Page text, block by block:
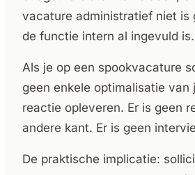
vacature administratief niet is
de functie intern al ingevuld is.
Als je op een spookvacature
geen enkele optimalisatie van
reactie opleveren. Er is geen
andere kant. Er is geen
De praktische implicatie: